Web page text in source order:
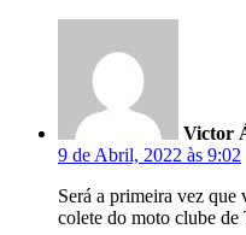
Victor
9 de Abril, 2022 às 9:02
Será a primeira vez
colete do moto clube de